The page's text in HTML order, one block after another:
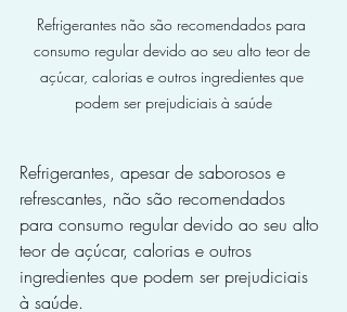
Refrigerantes não são recomendados para
consumo regular devido ao seu alto teor de
açúcar, calorias e outros ingredientes que
podem ser prejudiciais à saúde
Refrigerantes, apesar de saborosos e
refrescantes, não são recomendados
para consumo regular devido ao seu alto
teor de açúcar, calorias e outros
ingredientes que podem ser prejudiciais
à saúde.